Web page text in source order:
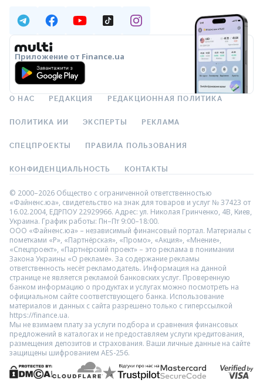
Приложение от Finance.ua
О НАС РЕДАКЦИЯ РЕДАКЦИОННАЯ ПОЛИТИКА
ПОЛИТИКА ИИ ЭКСПЕРТЫ РЕКЛАМА
СПЕЦПРОЕКТЫ ПРАВИЛА ПОЛЬЗОВАНИЯ
КОНФИДЕНЦИАЛЬНОСТЬ КОНТАКТЫ
© 2000–2026 Общество с ограниченной ответственностью
«Файненс.юа», свидетельство на знак для товаров и услуг № 37423 от
16.02.2004, ЕДРПОУ 22929966. Адрес: ул. Николая Гринченко, 4В, Киев,
Украина. График работы: Пн–Пт 9:00–18:00.
ООО «Файненс.юа» – независимый финансовый портал. Материалы с
пометками «Р», «Партнёрская», «Промо», «Акция», «Мнение»,
«Спецпроект», «Партнёрский проект» – это реклама в понимании
Закона Украины «О рекламе». За содержание рекламы
ответственность несёт рекламодатель. Информация на данной
странице не является рекламой банковских услуг. Проверенную
банком информацию о продуктах и услугах можно посмотреть на
официальном сайте соответствующего банка. Использование
материалов и данных с сайта разрешено только с гиперссылкой
https://finance.ua.
Мы не взимаем плату за услуги подбора и сравнения финансовых
предложений в каталогах и не предоставляем услуги кредитования,
размещения депозитов и страхования. Ваши личные данные на сайте
защищены шифрованием AES-256.